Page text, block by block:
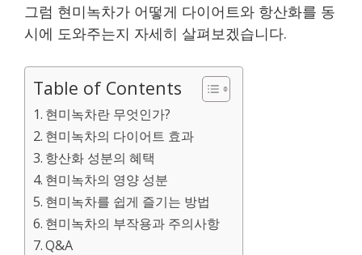
그럼 현미녹차가 어떻게 다이어트와 항산화를 동
시에 도와주는지 자세히 살펴보겠습니다.
Table of Contents
현미녹차란 무엇인가?
현미녹차의 다이어트 효과
항산화 성분의 혜택
현미녹차의 영양 성분
현미녹차를 쉽게 즐기는 방법
현미녹차의 부작용과 주의사항
Q&A